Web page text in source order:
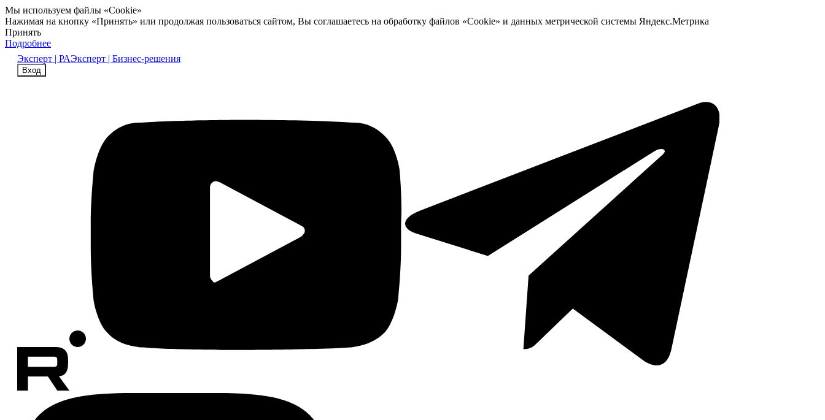
Мы используем файлы «Cookie»
Нажимая на кнопку «Принять» или продолжая пользоваться сайтом, Вы соглашаетесь на обработку файлов «Cookie» и данных метрической системы Яндекс.Метрика
Принять
Подробнее
Эксперт | РАЭксперт | Бизнес-решения
Вход